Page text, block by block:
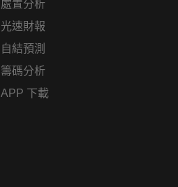
處置分析
光速財報
自結預測
籌碼分析
APP 下載